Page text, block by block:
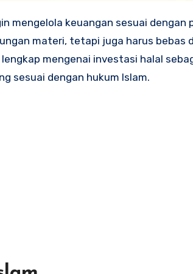
mengelola keuangan sesuai dengan
materi, tetapi juga harus bebas
mengenai investasi halal
sesuai dengan hukum Islam.